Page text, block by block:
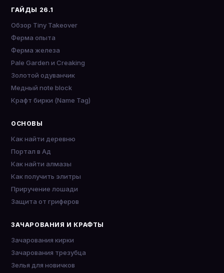
ГАЙДЫ 26.1
Обзор Tiny Takeover
Ферма опыта
Ферма железа
Pale Garden и Creaking
Золотой одуванчик
Медный note block
Крафт бирки (Name Tag)
ОСНОВЫ
Как найти деревню
Портал в Ад
Как найти алмазы
Как получить элитры
Приручение лошади
Защита от гриферов
ЗАЧАРОВАНИЯ И КРАФТЫ
Зачарования кирки
Зачарования трезубца
Зелья для новичков